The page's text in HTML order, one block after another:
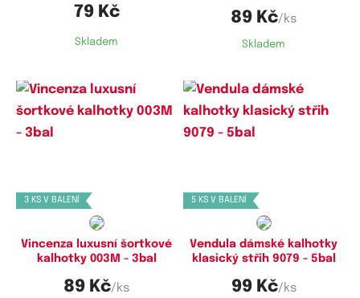
79 Kč
Skladem
89 Kč/ks
Skladem
3 KS V BALENÍ
Vincenza luxusní šortkové
kalhotky 003M - 3bal
89 Kč/ks
5 KS V BALENÍ
Vendula dámské kalhotky
klasický střih 9079 - 5bal
99 Kč/ks